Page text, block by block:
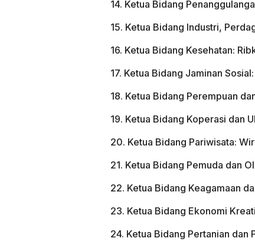
14. Ketua Bidang
15. Ketua Bidang Industri,
16. Ketua Bidang Kesehatan:
17. Ketua Bidang Jaminan
18. Ketua Bidang Perempuan
19. Ketua Bidang Koperasi dan
20. Ketua Bidang Pariwisata:
21. Ketua Bidang Pemuda dan
22. Ketua Bidang Keagamaan
23. Ketua Bidang Ekonomi
24. Ketua Bidang Pertanian dan